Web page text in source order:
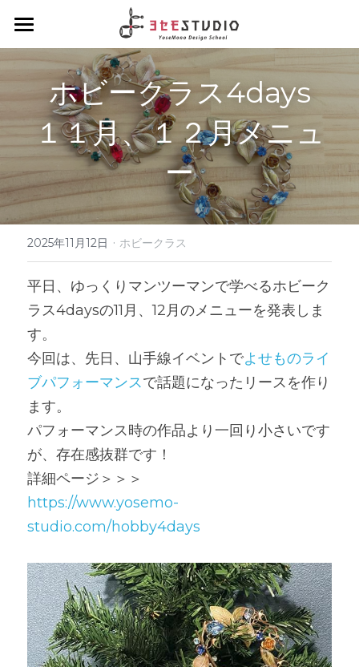
ヨセモSTUDIO
よせものデザインスクール
スクールについて
会員制度について
スタッフ紹介
Diplomaクラス
ディプロマクラスについて
デザインクラス
アルチザンクラス
ブランディングクラス
Hobbyクラス
ホビークラスについて
1dayコース
1dayコース menu
4daysコース
Workshopクラス
ワークショップクラスについて
ろう付け体験
よせ体験
デザイン体験
ENGLISH
About Yosemo Studio
DesignWorkshop
YoseMonoCraftWorkshop
夏休みハンダ付けワークショップ
ホビークラス4days
１１月、１２月メニュ
ー
2025年11月12日 · ホビークラス
平日、ゆっくりマンツーマンで学べるホビーク
ラス4daysの11月、12月のメニューを発表しま
す。
今回は、先日、山手線イベントでよせものライ
ブパフォーマンスで話題になったリースを作り
ます。
パフォーマンス時の作品より一回り小さいです
が、存在感抜群です！
詳細ページ＞＞＞
https://www.yosemo-
studio.com/hobby4days